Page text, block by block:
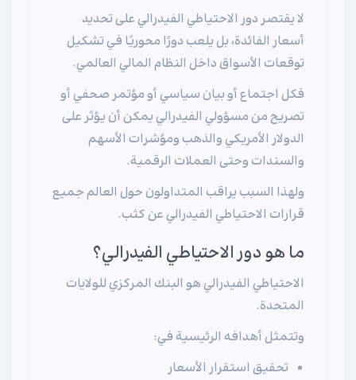
لا يقتصر دور الاحتياطي الفيدرالي على تحديد
أسعار الفائدة، بل يلعب دورًا محوريًا في تشكيل
توقعات الأسواق داخل النظام المالي العالمي.
فكل اجتماع أو بيان سياسي أو مؤتمر صحفي أو
تصريح من مسؤولي الفيدرالي يمكن أن يؤثر على
الدولار الأمريكي والذهب ومؤشرات الأسهم
والسندات وحتى العملات الرقمية.
ولهذا السبب يراقب المتداولون حول العالم جميع
قرارات الاحتياطي الفيدرالي عن كثب.
ما هو دور الاحتياطي الفيدرالي؟
الاحتياطي الفيدرالي هو البنك المركزي للولايات
المتحدة.
وتتمثل أهدافه الرئيسية في:
تحقيق استقرار الأسعار